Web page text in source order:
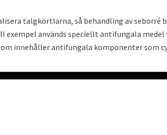
talgkörtlarna, så behandling av seborré
används speciellt antifungala medel
innehåller antifungala komponenter som